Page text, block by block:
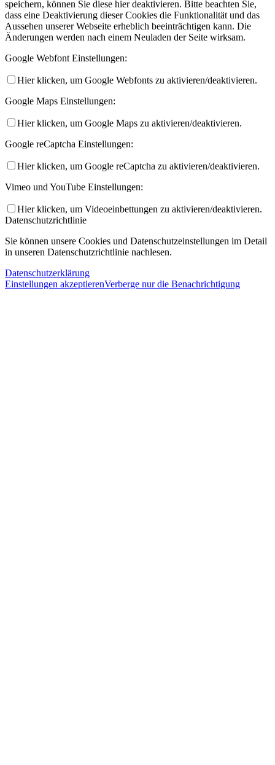
speichern, können Sie diese hier deaktivieren. Bitte beachten Sie,
dass eine Deaktivierung dieser Cookies die Funktionalität und das
Aussehen unserer Webseite erheblich beeinträchtigen kann. Die
Änderungen werden nach einem Neuladen der Seite wirksam.
Google Webfont Einstellungen:
Hier klicken, um Google Webfonts zu aktivieren/deaktivieren.
Google Maps Einstellungen:
Hier klicken, um Google Maps zu aktivieren/deaktivieren.
Google reCaptcha Einstellungen:
Hier klicken, um Google reCaptcha zu aktivieren/deaktivieren.
Vimeo und YouTube Einstellungen:
Hier klicken, um Videoeinbettungen zu aktivieren/deaktivieren.
Datenschutzrichtlinie
Sie können unsere Cookies und Datenschutzeinstellungen im Detail
in unseren Datenschutzrichtlinie nachlesen.
Datenschutzerklärung
Einstellungen akzeptierenVerberge nur die Benachrichtigung